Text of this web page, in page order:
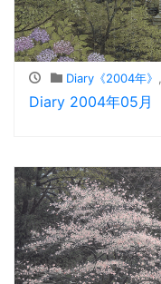
Diary《2004年》
Diary 2004年05月